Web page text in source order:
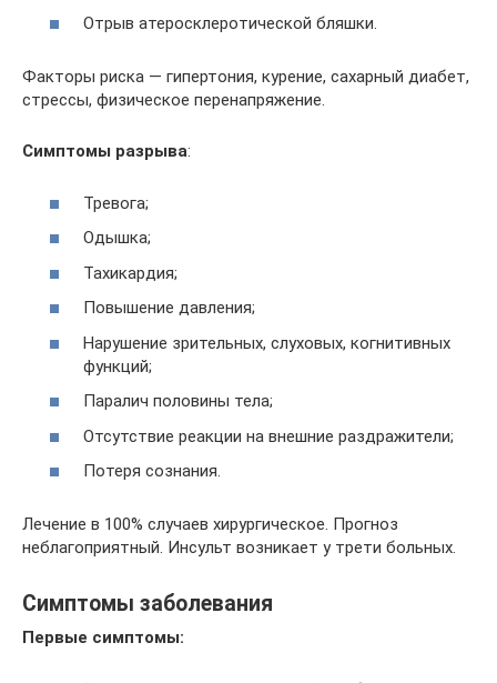
Отрыв атеросклеротической бляшки.
Факторы риска — гипертония, курение, сахарный диабет,
стрессы, физическое перенапряжение.
Симптомы разрыва:
Тревога;
Одышка;
Тахикардия;
Повышение давления;
Нарушение зрительных, слуховых, когнитивных
функций;
Паралич половины тела;
Отсутствие реакции на внешние раздражители;
Потеря сознания.
Лечение в 100% случаев хирургическое. Прогноз
неблагоприятный. Инсульт возникает у трети больных.
Симптомы заболевания
Первые симптомы: